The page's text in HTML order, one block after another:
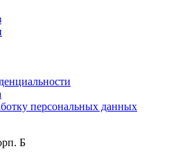
персональных данных
Б